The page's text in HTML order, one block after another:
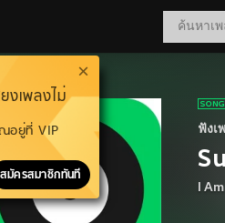
งเพลงไม่
ณอยู่ที่ VIP
สมัครสมาชิกทันที
ฟังเ
I